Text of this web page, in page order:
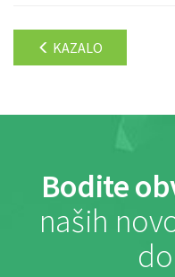
KAZALO
Bodite
naših